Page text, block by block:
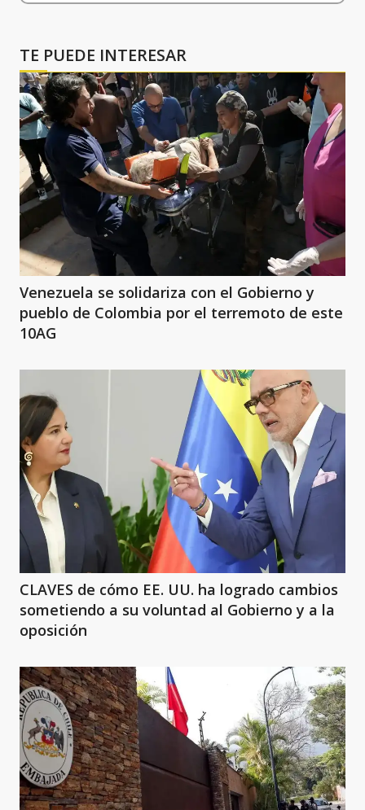
TE PUEDE INTERESAR
Venezuela se solidariza con el Gobierno y
pueblo de Colombia por el terremoto de este
10AG
CLAVES de cómo EE. UU. ha logrado cambios
sometiendo a su voluntad al Gobierno y a la
oposición